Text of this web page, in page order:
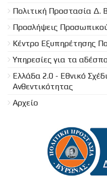
Πολιτική Προστασία Δ.
Προσλήψεις
Κέντρο Εξυπηρέτησης
Υπηρεσίες για τα
Ελλάδα 2.0 - Εθνικό
Ανθεντικότητας
Αρχείο